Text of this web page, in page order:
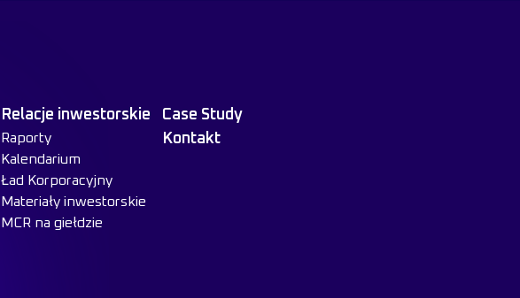
Relacje inwestorskie
Raporty
Kalendarium
Ład Korporacyjny
Materiały inwestorskie
MCR na giełdzie
Case Study
Kontakt